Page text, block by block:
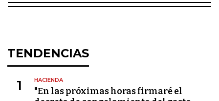
TENDENCIAS
1 HACIENDA
"En las próximas horas firmaré el